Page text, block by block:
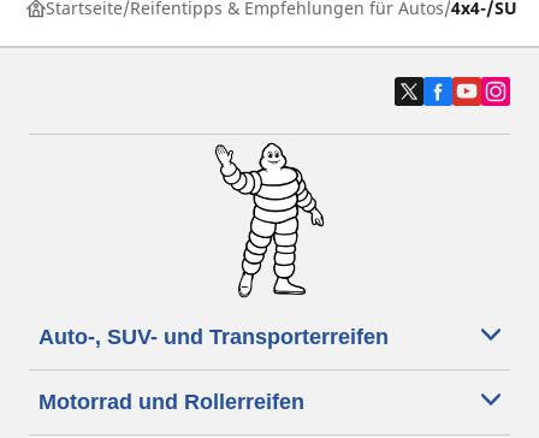
Startseite Reifentipps & Empfehlungen für Autos 4x4-/
Auto-, SUV- und Transporterreifen
Motorrad und Rollerreifen